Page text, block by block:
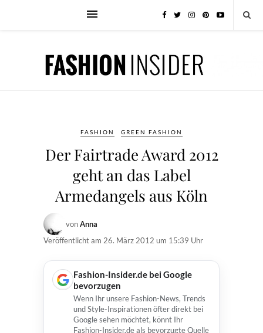
FASHION GREEN FASHION
Der Fairtrade Award 2012
geht an das Label
Armedangels aus Köln
vonAnna
Veröffentlicht am 26. März 2012 um 15:39 Uhr
Fashion-Insider.de bei Google
bevorzugen
Wenn Ihr unsere Fashion-News, Trends
und Style-Inspirationen öfter direkt bei
Google sehen möchtet, könnt Ihr
Fashion-Insider.de als bevorzugte Quelle